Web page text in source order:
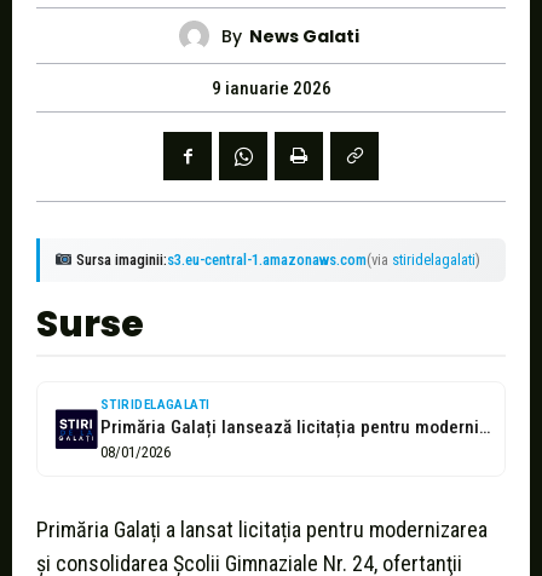
By News Galati
9 ianuarie 2026
Sursa imaginii:s3.eu-central-1.amazonaws.com(via stiridelagalati)
Surse
STIRIDELAGALATI
Primăria Galați lansează licitația pentru modernizarea Școlii Gimnaziale Nr. 24
08/01/2026
Primăria Galați a lansat licitația pentru modernizarea
şi consolidarea Şcolii Gimnaziale Nr. 24, ofertanţii